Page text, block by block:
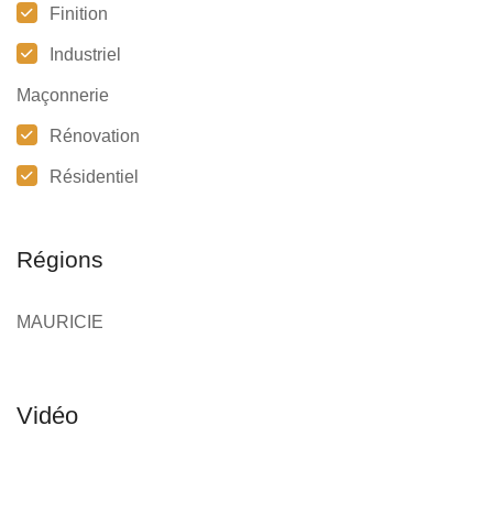
Finition
Industriel
Maçonnerie
Rénovation
Résidentiel
Régions
MAURICIE